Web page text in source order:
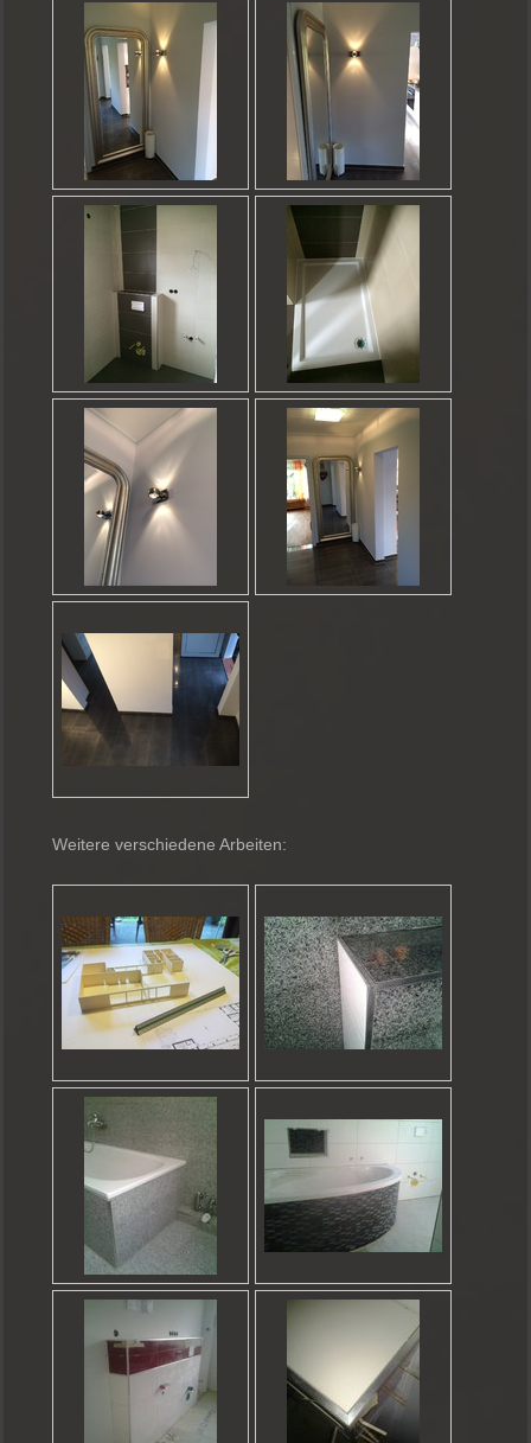
Weitere verschiedene Arbeiten: